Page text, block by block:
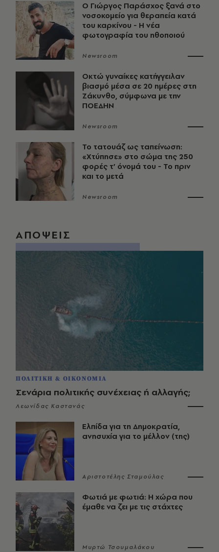
O Γιώργος Παράσχος ξανά στο
νοσοκομείο για θεραπεία κατά
του καρκίνου - Η νέα
φωτογραφία του ηθοποιού
Newsroom
Οκτώ γυναίκες κατήγγειλαν
βιασμό μέσα σε 20 ημέρες στη
Ζάκυνθο, σύμφωνα με την
ΠΟΕΔΗΝ
Newsroom
Το τατουάζ ως ταπείνωση:
«Χτύπησε» στο σώμα της 250
φορές τ’ όνομά του - Το πριν
και το μετά
Newsroom
ΑΠΟΨΕΙΣ
ΠΟΛΙΤΙΚΗ & ΟΙΚΟΝΟΜΙΑ
Σενάρια πολιτικής συνέχειας ή αλλαγής;
Λεωνίδας Καστανάς
Ελπίδα για τη Δημοκρατία,
ανησυχία για το μέλλον (της)
Αριστοτέλης Σταμούλας
Φωτιά με φωτιά: Η χώρα που
έμαθε να ζει με τις στάχτες
Μυρτώ Τσουμαλάκου